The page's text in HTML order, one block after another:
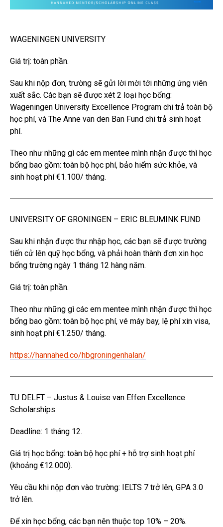
WAGENINGEN UNIVERSITY
Giá trị: toàn phần.
Sau khi nộp đơn, trường sẽ gửi lời mời tới những ứng viên
xuất sắc. Các bạn sẽ được xét 2 loại học bổng:
Wageningen University Excellence Program chi trả toàn bộ
học phí, và The Anne van den Ban Fund chi trả sinh hoạt
phí.
Theo như những gì các em mentee mình nhận được thì học
bổng bao gồm: toàn bộ học phí, bảo hiểm sức khỏe, và
sinh hoạt phí €1.100/ tháng.
UNIVERSITY OF GRONINGEN – ERIC BLEUMINK FUND
Sau khi nhận được thư nhập học, các bạn sẽ được trường
tiến cử lên quỹ học bổng, và phải hoàn thành đơn xin học
bổng trường ngày 1 tháng 12 hàng năm.
Giá trị: toàn phần.
Theo như những gì các em mentee mình nhận được thì học
bổng bao gồm: toàn bộ học phí, vé máy bay, lệ phí xin visa,
sinh hoạt phí €1.250/ tháng.
https://hannahed.co/hbgroningenhalan/
TU DELFT – Justus & Louise van Effen Excellence
Scholarships
Deadline: 1 tháng 12.
Giá trị học bổng: toàn bộ học phí + hỗ trợ sinh hoạt phí
(khoảng €12.000).
Yêu cầu khi nộp đơn vào trường: IELTS 7 trở lên, GPA 3.0
trở lên.
Để xin học bổng, các bạn nên thuộc top 10% – 20%.